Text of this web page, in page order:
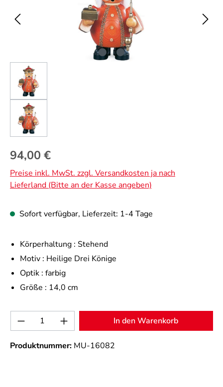
Regulärer Preis:
94,00 €
Preise inkl. MwSt. zzgl. Versandkosten ja nach
Lieferland (Bitte an der Kasse angeben)
Sofort verfügbar, Lieferzeit: 1-4 Tage
Körperhaltung : Stehend
Motiv : Heilige Drei Könige
Optik : farbig
Größe : 14,0 cm
Produkt Anzahl: Gib den gewünschten
In den Warenkorb
Produktnummer: MU-16082